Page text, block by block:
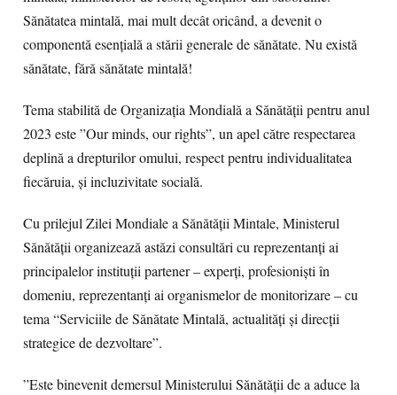
Sănătatea mintală, mai mult decât oricând, a devenit o
componentă esențială a stării generale de sănătate. Nu există
sănătate, fără sănătate mintală!
Tema stabilită de Organizația Mondială a Sănătății pentru anul
2023 este ”Our minds, our rights”, un apel către respectarea
deplină a drepturilor omului, respect pentru individualitatea
fiecăruia, și incluzivitate socială.
Cu prilejul Zilei Mondiale a Sănătății Mintale, Ministerul
Sănătății organizează astăzi consultări cu reprezentanți ai
principalelor instituții partener – experți, profesioniști în
domeniu, reprezentanți ai organismelor de monitorizare – cu
tema “Serviciile de Sănătate Mintală, actualități și direcții
strategice de dezvoltare”.
”Este binevenit demersul Ministerului Sănătății de a aduce la